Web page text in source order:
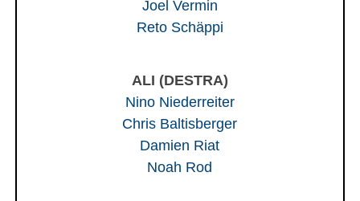
Joel Vermin
Reto Schäppi
ALI (DESTRA)
Nino Niederreiter
Chris Baltisberger
Damien Riat
Noah Rod